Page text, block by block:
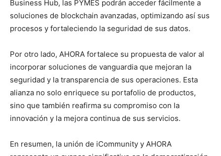
Business Hub, las PYMES podrán acceder fácilmente a
soluciones de blockchain avanzadas, optimizando así sus
procesos y fortaleciendo la seguridad de sus datos.
Por otro lado, AHORA fortalece su propuesta de valor al
incorporar soluciones de vanguardia que mejoran la
seguridad y la transparencia de sus operaciones. Esta
alianza no solo enriquece su portafolio de productos,
sino que también reafirma su compromiso con la
innovación y la mejora continua de sus servicios.
En resumen, la unión de iCommunity y AHORA